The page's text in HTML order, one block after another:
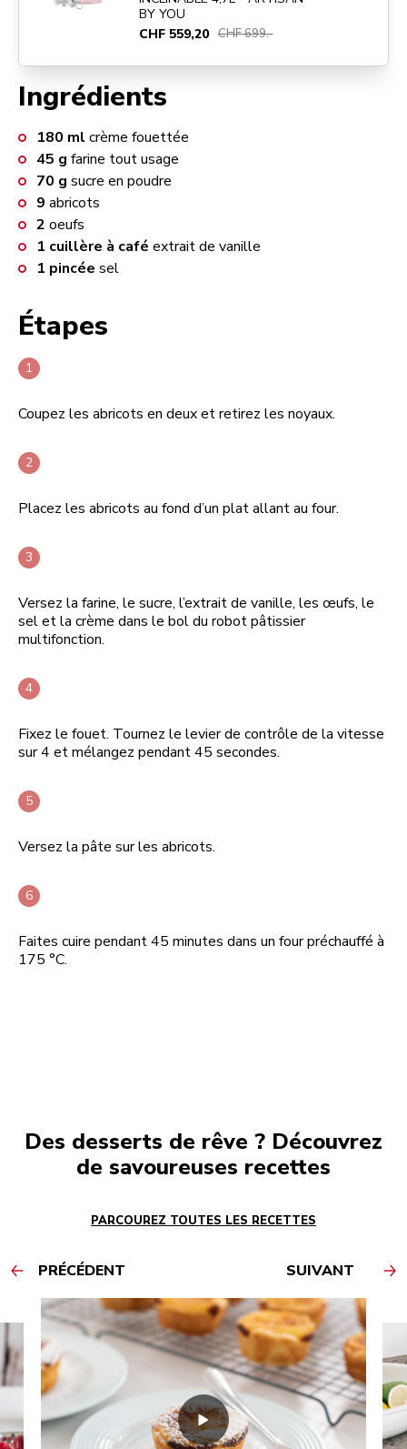
Ingrédients
180 ml crème fouettée
45 g farine tout usage
70 g sucre en poudre
9 abricots
2 oeufs
1 cuillère à café extrait de vanille
1 pincée sel
Étapes
Coupez les abricots en deux et retirez les noyaux.
Placez les abricots au fond d’un plat allant au four.
Versez la farine, le sucre, l’extrait de vanille, les œufs, le
sel et la crème dans le bol du robot pâtissier
multifonction.
Fixez le fouet. Tournez le levier de contrôle de la vitesse
sur 4 et mélangez pendant 45 secondes.
Versez la pâte sur les abricots.
Faites cuire pendant 45 minutes dans un four préchauffé à
175 °C.
BY YOU
CHF 559,20 CHF 699.-
Des desserts de rêve ? Découvrez
de savoureuses recettes
PARCOUREZ TOUTES LES RECETTES
PRÉCÉDENT SUIVANT